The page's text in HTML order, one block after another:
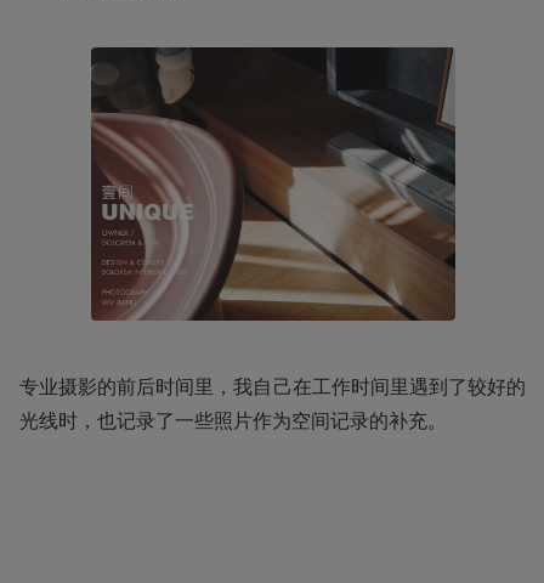
专业摄影的前后时间里，我自己在工作时间里遇到了较好的
光线时，也记录了一些照片作为空间记录的补充。